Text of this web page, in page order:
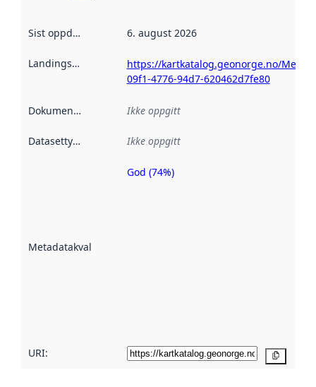
Sist oppdatert 6. august 2026
Landingsside
https://kartkatalog.geonorge.no/
09f1-4776-94d7-620462d7fe80
Dokumentasjon Ikke oppgitt
Datasettype Ikke oppgitt
Metadatakvalitet
Metadatakvalitet
God (74%)
URI: